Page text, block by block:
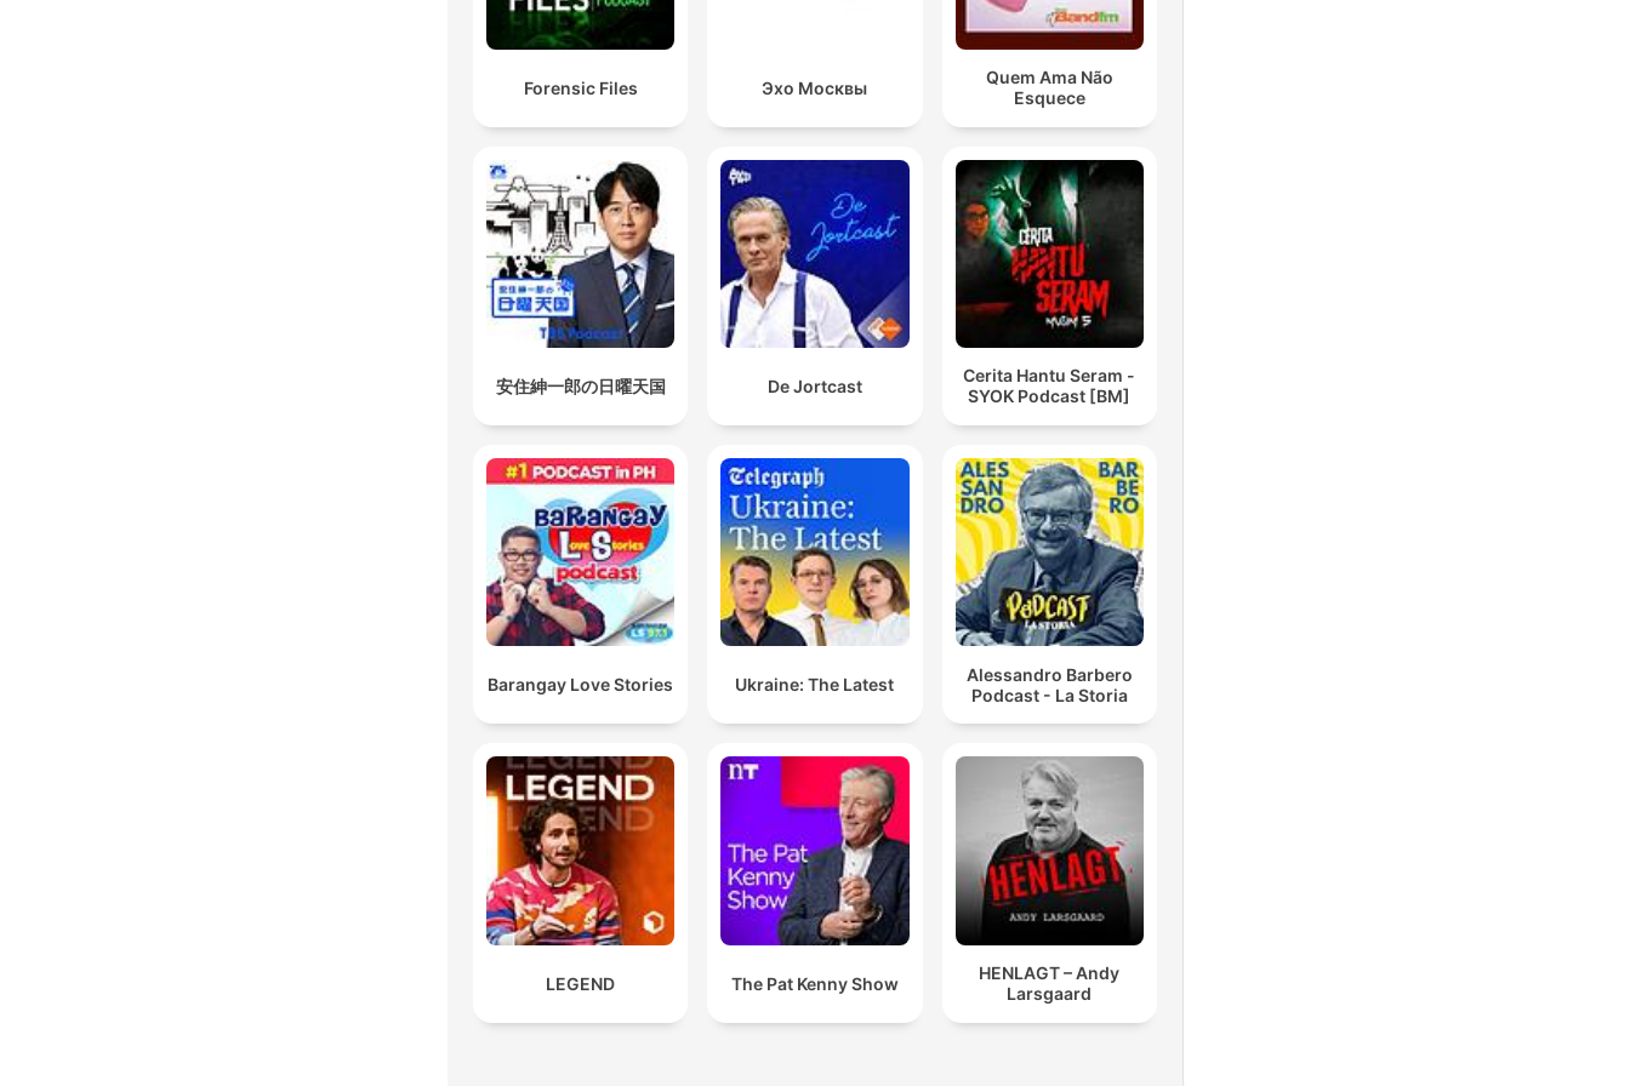
Forensic Files Эхо Москвы
Quem Ama Não
Esquece
安住紳一郎の日曜天国 De Jortcast
Cerita Hantu Seram -
SYOK Podcast [BM]
Barangay Love Stories Ukraine: The Latest
Alessandro Barbero
Podcast - La Storia
LEGEND The Pat Kenny Show
HENLAGT – Andy
Larsgaard